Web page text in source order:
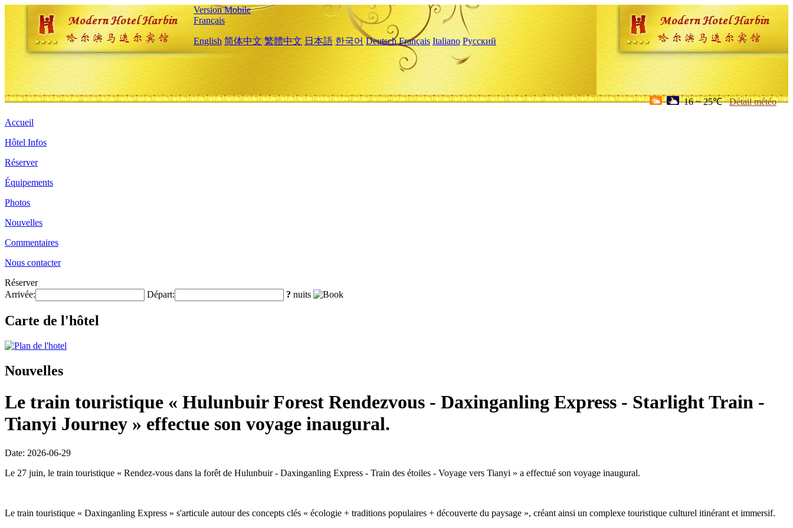
Version Mobile
Français
English 简体中文 繁體中文 日本語 한국어 Deutsch Français Italiano Русский
16 ~ 25℃ Détail météo
Accueil
Hôtel Infos
Réserver
Équipements
Photos
Nouvelles
Commentaires
Nous contacter
Réserver
Arrivée:
Départ: ? nuits
Carte de l'hôtel
Nouvelles
Le train touristique « Hulunbuir Forest Rendezvous - Daxinganling Express - Starlight Train -
Tianyi Journey » effectue son voyage inaugural.
Date: 2026-06-29
Le 27 juin, le train touristique « Rendez-vous dans la forêt de Hulunbuir - Daxinganling Express - Train des étoiles - Voyage vers Tianyi » a effectué son voyage inaugural.
Le train touristique « Daxinganling Express » s'articule autour des concepts clés « écologie + traditions populaires + découverte du paysage », créant ainsi un complexe touristique culturel itinérant et immersif.